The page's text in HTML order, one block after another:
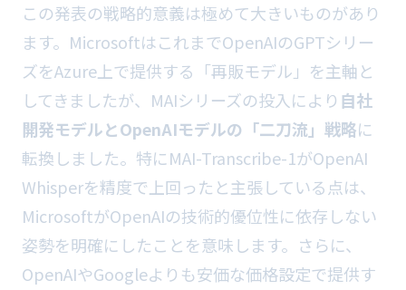
この発表の戦略的意義は極めて大きいものがあり
ます。MicrosoftはこれまでOpenAIのGPTシリー
ズをAzure上で提供する「再販モデル」を主軸と
してきましたが、MAIシリーズの投入により 自社
開発モデルとOpenAIモデルの「二刀流」戦略に
転換しました。特にMAI-Transcribe-1がOpenAI
Whisperを精度で上回ったと主張している点は、
MicrosoftがOpenAIの技術的優位性に依存しない
姿勢を明確にしたことを意味します。さらに、
OpenAIやGoogleよりも安価な価格設定で提供す